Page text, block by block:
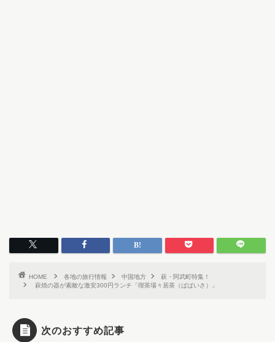
HOME 各地の旅行情報 中国地方
萩・阿武町特集！
萩焼の器が素敵な激安300円ランチ「喫茶場々居茶（ばばいさ）」
次のおすすめ記事